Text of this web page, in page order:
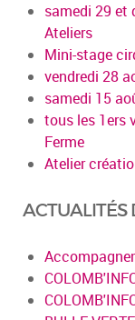
samedi 29 et
Ateliers
Mini-stage
vendredi 28
samedi 15
tous les 1ers
Ferme
Atelier
ACTUALITÉS